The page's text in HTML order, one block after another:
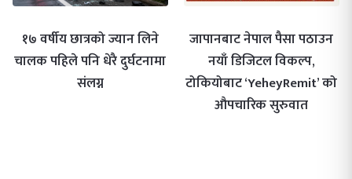
१७ वर्षीय छात्रको ज्यान लिने
चालक पहिले पनि धेरै दुर्घटनामा
संलग्न
जापानबाट नेपाल पैसा पठाउन
नयाँ डिजिटल विकल्प,
टोकियोबाट ‘YeheyRemit’ को
औपचारिक सुरुवात